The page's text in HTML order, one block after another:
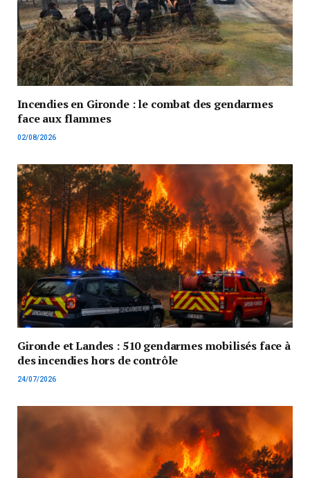
Incendies en Gironde : le combat des gendarmes
face aux flammes
02/08/2026
Gironde et Landes : 510 gendarmes mobilisés face à
des incendies hors de contrôle
24/07/2026